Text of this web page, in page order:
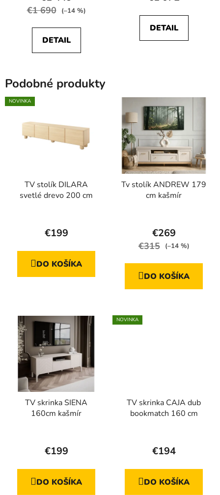
produktu
z
€1 690 (–14 %)
DETAIL
DETAIL
Podobné produkty
NOVINKA
TV stolík DILARA
svetlé drevo 200 cm
€199
DO KOŠÍKA
Tv stolík ANDREW 179
cm kašmír
hodnotenie
produktu
z
€269
€315 (–14 %)
DO KOŠÍKA
TV skrinka SIENA
160cm kašmír
€199
DO KOŠÍKA
NOVINKA
TV skrinka CAJA dub
bookmatch 160 cm
hodnotenie
je
5,0
€194
DO KOŠÍKA